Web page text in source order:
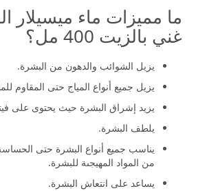
ما مميزات ماء ميسيلار
غني بالزيت 400 مل؟
يزيل الشوائب والدهون من البشرة.
يزيل جميع أنواع المياج حتى المقاوم
يزيد إشراق البشرة حيث يحتوى على
يلطف البشرة.
يناسب جميع أنواع البشرة حتى
من المواد المهيجىة للبشرة.
يساعد على انتعاش البشرة.